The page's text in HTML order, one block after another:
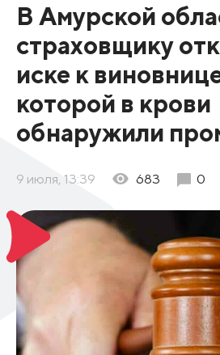
В Амурской
страховщику
иске к
которой в крови
обнаружили
9 июля, 13:39 683 0